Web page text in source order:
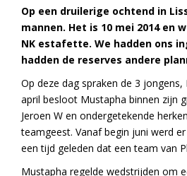
Op een druilerige ochtend in
mannen. Het is 10 mei 2014 en
NK estafette. We hadden ons
hadden de reserves andere
Op deze dag spraken de 3
april besloot Mustapha binnen zijn
Jeroen W en ondergetekende
teamgeest. Vanaf begin juni werd
een tijd geleden dat een team van
Mustapha regelde wedstrijden om